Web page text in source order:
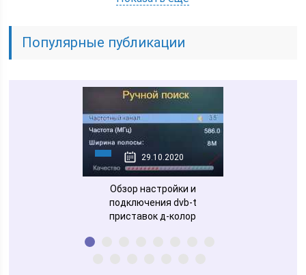
Популярные публикации
29.10.2020
Обзор настройки и
подключения dvb-t
приставок д-колор